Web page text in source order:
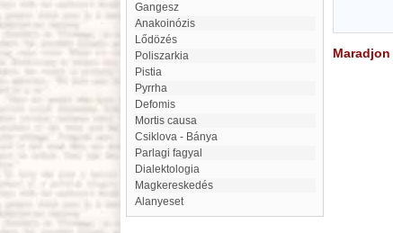
Gangesz
Anakoinózis
Lődözés
Poliszarkia
Pistia
Pyrrha
defomis
mortis causa
Csiklova - Bánya
Parlagi fagyal
Dialektologia
Magkereskedés
Alanyeset